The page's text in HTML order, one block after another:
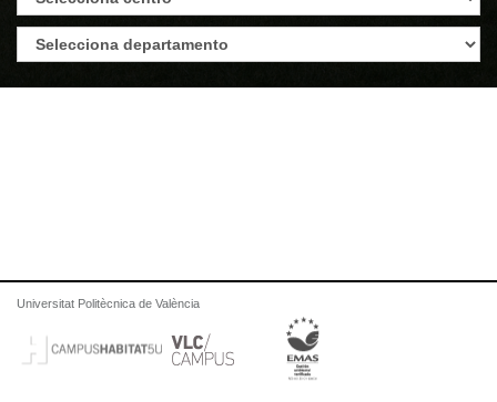
Universitat Politècnica de València